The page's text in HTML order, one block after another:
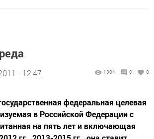
- 12:47 1304 0 0
федеральная целевая
в Российской Федерации с
на пять лет и включающая